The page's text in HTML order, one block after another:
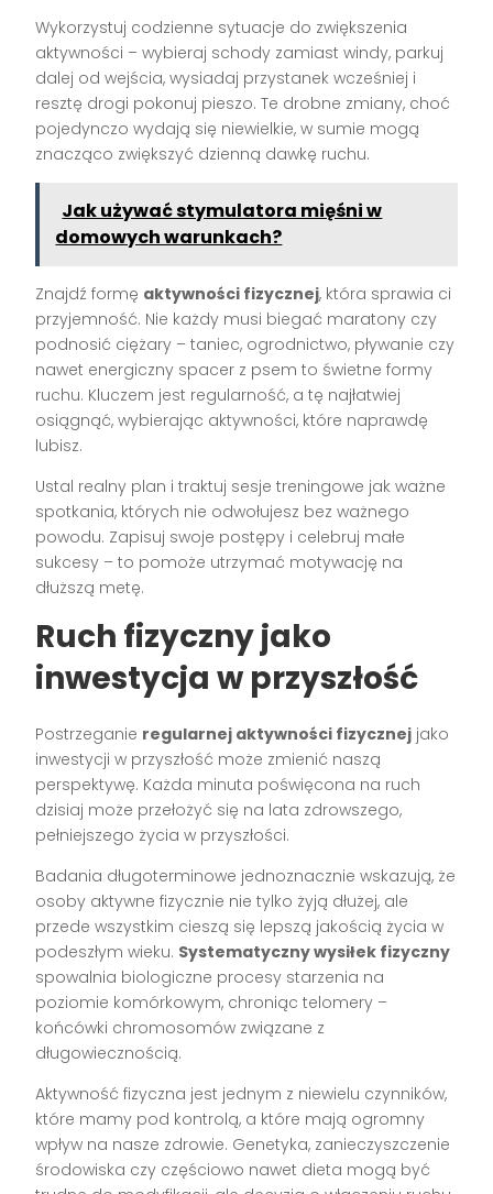
Wykorzystuj codzienne sytuacje do zwiększenia
aktywności – wybieraj schody zamiast windy, parkuj
dalej od wejścia, wysiadaj przystanek wcześniej i
resztę drogi pokonuj pieszo. Te drobne zmiany, choć
pojedynczo wydają się niewielkie, w sumie mogą
znacząco zwiększyć dzienną dawkę ruchu.
Jak używać stymulatora mięśni w
domowych warunkach?
Znajdź formę aktywności fizycznej, która sprawia ci
przyjemność. Nie każdy musi biegać maratony czy
podnosić ciężary – taniec, ogrodnictwo, pływanie czy
nawet energiczny spacer z psem to świetne formy
ruchu. Kluczem jest regularność, a tę najłatwiej
osiągnąć, wybierając aktywności, które naprawdę
lubisz.
Ustal realny plan i traktuj sesje treningowe jak ważne
spotkania, których nie odwołujesz bez ważnego
powodu. Zapisuj swoje postępy i celebruj małe
sukcesy – to pomoże utrzymać motywację na
dłuższą metę.
Ruch fizyczny jako
inwestycja w przyszłość
Postrzeganie regularnej aktywności fizycznej jako
inwestycji w przyszłość może zmienić naszą
perspektywę. Każda minuta poświęcona na ruch
dzisiaj może przełożyć się na lata zdrowszego,
pełniejszego życia w przyszłości.
Badania długoterminowe jednoznacznie wskazują, że
osoby aktywne fizycznie nie tylko żyją dłużej, ale
przede wszystkim cieszą się lepszą jakością życia w
podeszłym wieku. Systematyczny wysiłek fizyczny
spowalnia biologiczne procesy starzenia na
poziomie komórkowym, chroniąc telomery –
końcówki chromosomów związane z
długowiecznością.
Aktywność fizyczna jest jednym z niewielu czynników,
które mamy pod kontrolą, a które mają ogromny
wpływ na nasze zdrowie. Genetyka, zanieczyszczenie
środowiska czy częściowo nawet dieta mogą być